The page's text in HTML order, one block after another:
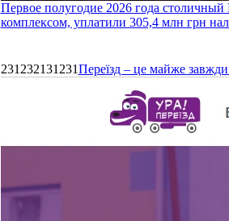
Первое полугодие 2026 года
комплексом, уплатили 305,4 млн грн
231232131231Переїзд – це майже